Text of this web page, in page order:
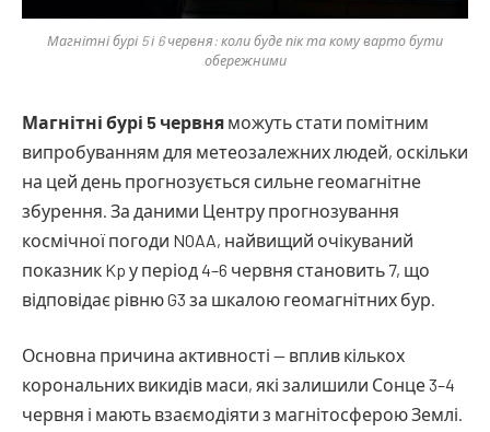
Магнітні бурі 5 і 6 червня: коли буде пік та кому варто бути
обережними
Магнітні бурі 5 червня можуть стати помітним
випробуванням для метеозалежних людей, оскільки
на цей день прогнозується сильне геомагнітне
збурення. За даними Центру прогнозування
космічної погоди NOAA, найвищий очікуваний
показник Kp у період 4–6 червня становить 7, що
відповідає рівню G3 за шкалою геомагнітних бур.
Основна причина активності — вплив кількох
корональних викидів маси, які залишили Сонце 3–4
червня і мають взаємодіяти з магнітосферою Землі.